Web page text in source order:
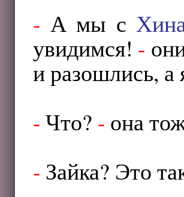
- А мы с
увидимся! -
и разошлись, а
-Что? - она
- Зайка? Это